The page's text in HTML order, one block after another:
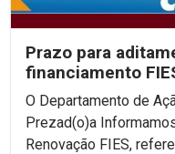
Prazo para
financiamento
31/05
O Departamento de
Prezad(o)a Informamos que o Aditamento de
Renovação FIES,